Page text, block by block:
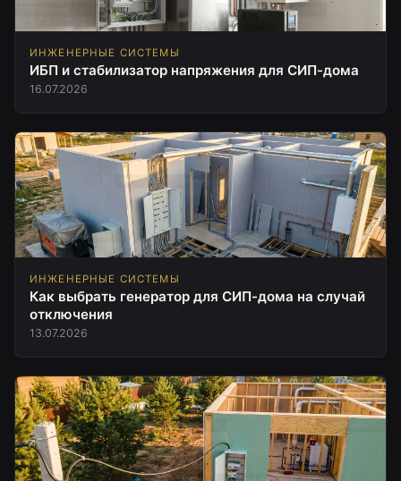
ИНЖЕНЕРНЫЕ СИСТЕМЫ
ИБП и стабилизатор напряжения для СИП-дома
16.07.2026
ИНЖЕНЕРНЫЕ СИСТЕМЫ
Как выбрать генератор для СИП-дома на случай
отключения
13.07.2026